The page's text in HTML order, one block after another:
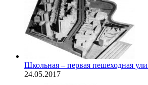
Школьная – первая пешеходная
24.05.2017